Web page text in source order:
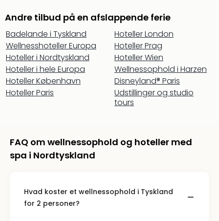
Andre tilbud på en afslappende ferie
Badelande i Tyskland
Wellnesshoteller Europa
Hoteller i Nordtyskland
Hoteller i hele Europa
Hoteller København
Hoteller Paris
Hoteller London
Hoteller Prag
Hoteller Wien
Wellnessophold i Harzen
Disneyland® Paris
Udstillinger og studio
tours
FAQ om wellnessophold og hoteller med
spa i Nordtyskland
Hvad koster et wellnessophold i Tyskland
for 2 personer?